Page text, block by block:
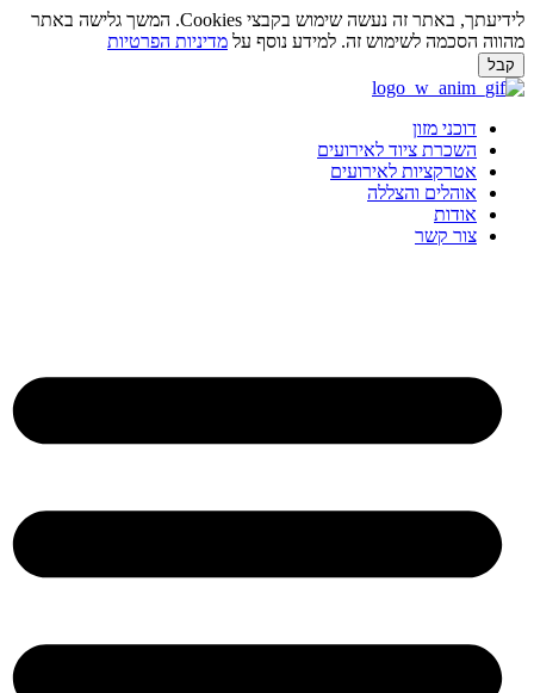
לידיעתך, באתר זה נעשה שימוש בקבצי Cookies. המשך גלישה באתר
מהווה הסכמה לשימוש זה. למידע נוסף עלמדיניות הפרטיות
קבל
דלג
דוכני מזון
השכרת ציוד לאירועים
אטרקציות לאירועים
אוהלים והצללה
אודות
צור קשר